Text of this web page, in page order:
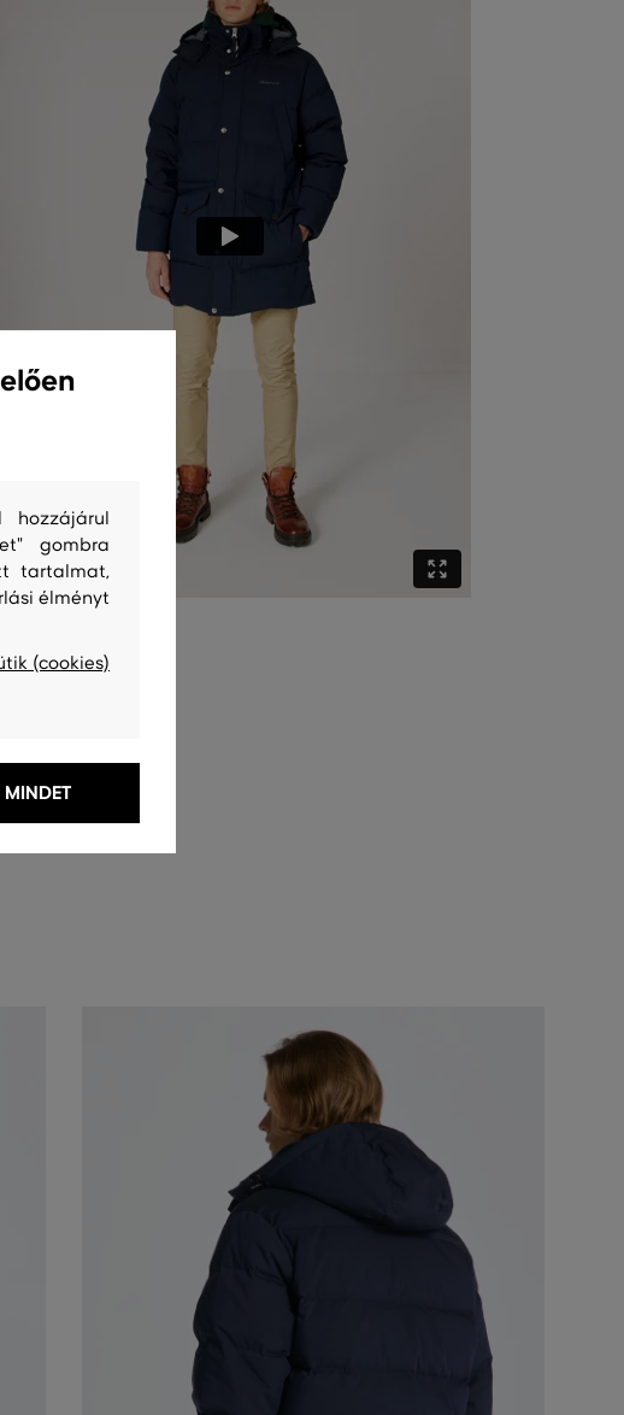
hozzájárul
gombra
tartalmat,
élményt
(cookies)